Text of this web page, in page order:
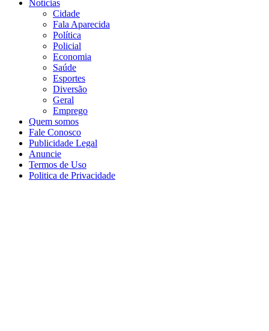
Notícias
Cidade
Fala Aparecida
Política
Policial
Economia
Saúde
Esportes
Diversão
Geral
Emprego
Quem somos
Fale Conosco
Publicidade Legal
Anuncie
Termos de Uso
Politica de Privacidade